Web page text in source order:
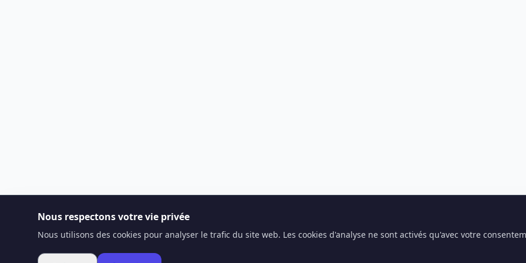
Nous respectons votre vie privée
Nous utilisons des cookies pour analyser le trafic du site web. Les cookies d'analyse ne sont activés qu'avec votre